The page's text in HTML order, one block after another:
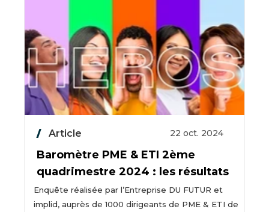
Article 22 oct. 2024
Baromètre PME & ETI 2ème
quadrimestre 2024 : les résultats
Enquête réalisée par l’Entreprise DU FUTUR et
implid, auprès de 1000 dirigeants de PME & ETI de